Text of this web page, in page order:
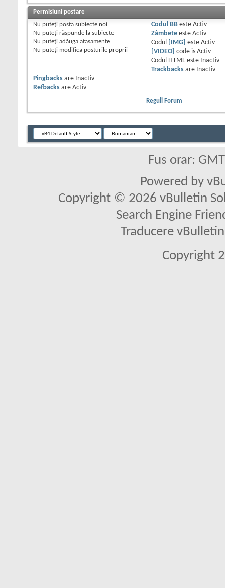
Permisiuni postare
Nu puteţi posta subiecte noi.
Nu puteţi răspunde la subiecte
Nu puteţi adăuga ataşamente
Nu puteţi modifica posturile proprii
Codul BBeste Activ
Zâmbeteeste Activ
Codul
[IMG] este Activ
[VIDEO] code is Activ
Codul HTML este
Inactiv
Trackbacksare
Inactiv
Pingbacks are
Inactiv
Refbacks are Activ
Reguli Forum
Fus orar:
Powered by
Copyright © 2026 vBulletin
Search Engine
Traducere
Copyright